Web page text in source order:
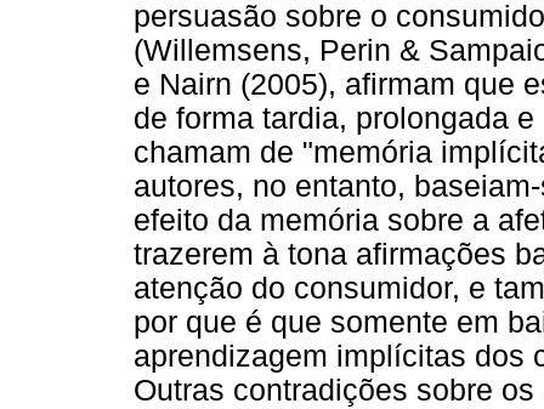
persuasão sobre o
(Willemsens, Perin &
e Nairn (2005), afirmam que
de forma tardia, prolongada
chamam de "memória
autores, no entanto,
efeito da memória sobre a
trazerem à tona afirmações
atenção do consumidor, e
por que é que somente em
aprendizagem implícitas dos
Outras contradições sobre